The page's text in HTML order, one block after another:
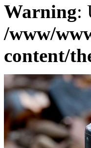
Warning:
/www/
content/